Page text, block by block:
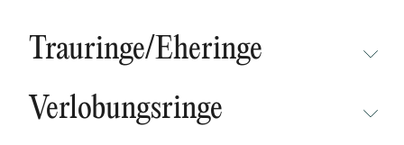
Trauringe/Eheringe
NEUHEITEN
Verlobungsringe